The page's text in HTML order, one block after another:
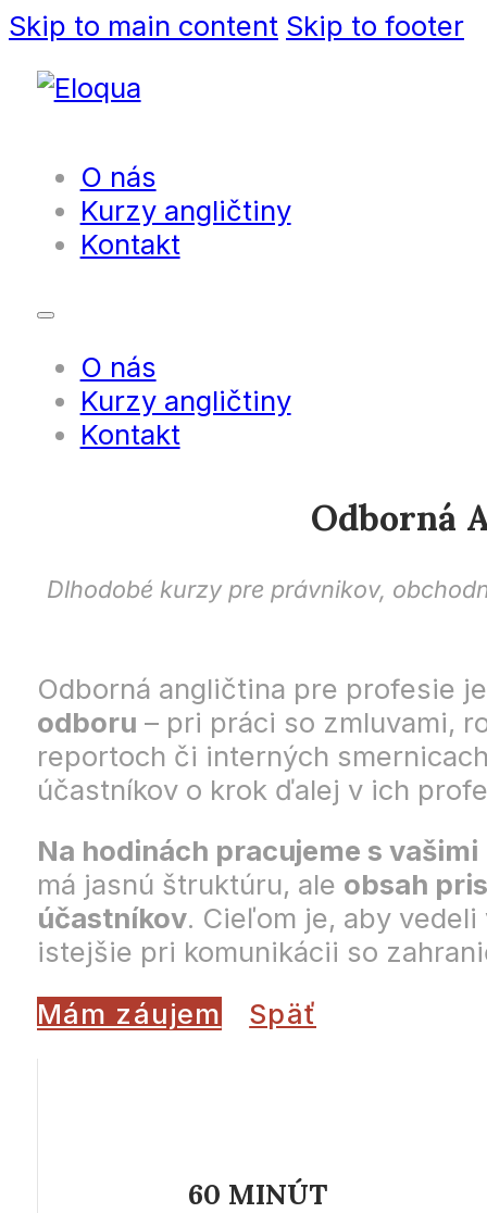
Skip to main content Skip to footer
O nás
Kurzy angličtiny
Kontakt
O nás
Kurzy angličtiny
Kontakt
Odborná
Dlhodobé kurzy pre právnikov,
Odborná angličtina pre profesie
odboru – pri práci so zmluvami,
reportoch či interných
účastníkov o krok ďalej v ich
Na hodinách pracujeme s
má jasnú štruktúru, ale obsah
účastníkov. Cieľom je, aby
istejšie pri komunikácii so
Mám záujem
Späť
60 MINÚT